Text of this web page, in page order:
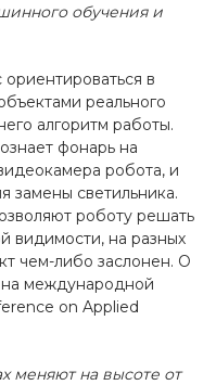
обучения и
в
реального
алгоритм работы.
фонарь на
робота, и
замены светильника.
роботу решать
видимости, на разных
чем-либо заслонен. О
на международной
on Applied
меняют на высоте от